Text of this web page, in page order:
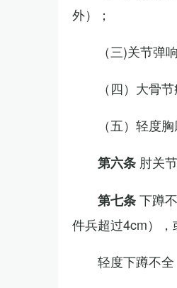
外）；
（三)关节弹
（四）大骨
（五）轻度
第六条 肘关
第七条下蹲
件兵超过4cm），
轻度下蹲不